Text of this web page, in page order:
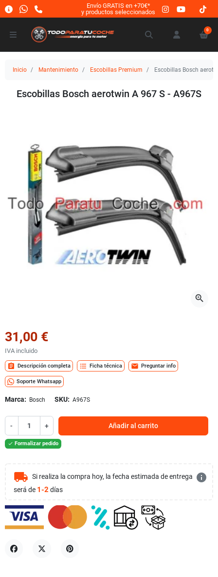
Envío GRATIS en +70€*
y productos seleccionados
0
Inicio Mantenimiento Escobillas Premium Escobillas Bosch
Escobillas Bosch aerotwin A 967 S - A967S
zoom_in
31,00 €
IVA incluido
assignment Descripción completa format_list_bulleted Ficha técnica mail Preguntar info
Soporte Whatsapp
Marca: Bosch SKU: A967S
- + Añadir al carrito
 Formalizar pedido
local_shipping Si realiza la compra hoy, la fecha estimada de entrega
será de 1-2 días
info